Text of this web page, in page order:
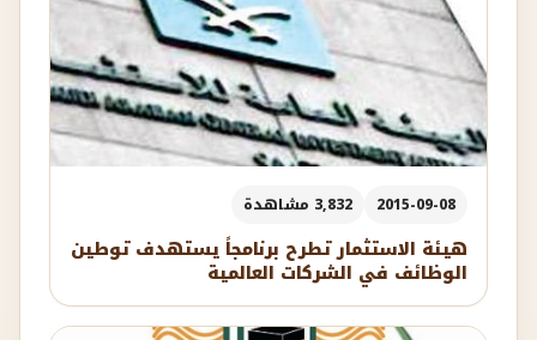
2015-09-08 3,832 مشاهدة
هيئة الاستثمار تطرح برنامجاً يستهدف توطين
الوظائف في الشركات العالمية